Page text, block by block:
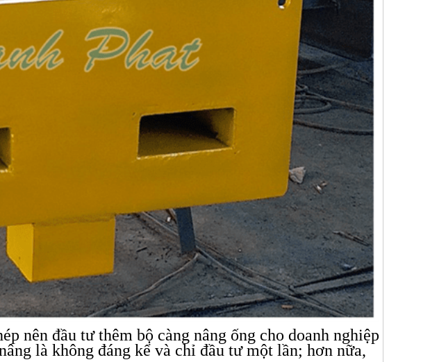
nên đầu tư thêm bộ càng nâng ống cho doanh nghiệp
là không đáng kể và chỉ đầu tư một lần; hơn nữa,